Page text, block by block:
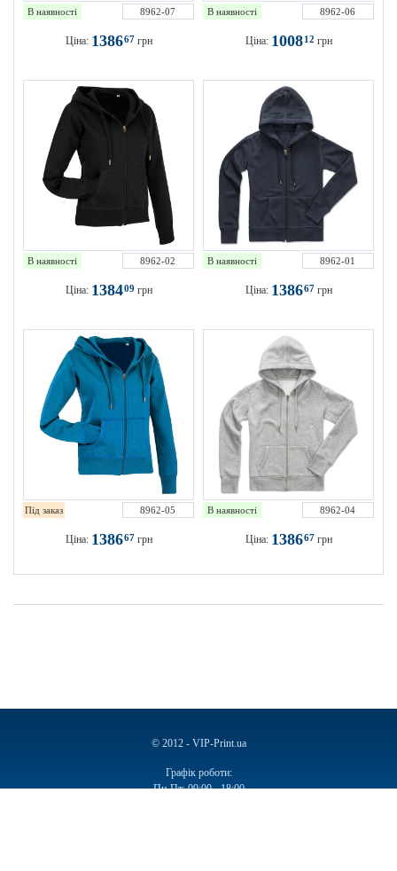
В наявності 8962-07
Ціна: 138667 грн
В наявності 8962-06
Ціна: 100812 грн
В наявності 8962-02
Ціна: 138409 грн
В наявності 8962-01
Ціна: 138667 грн
Під заказ 8962-05
Ціна: 138667 грн
В наявності 8962-04
Ціна: 138667 грн
© 2012 - VIP-Print.ua
Графік роботи:
Пн-Пт: 09:00 - 18:00